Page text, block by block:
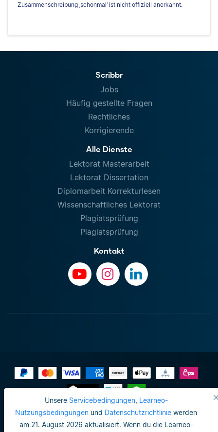
Unsere Servicebedingungen, Learneo-
Nutzungsbedingungen und Datenschutzrichtlinie werden
am 21. August 2026 aktualisiert. Wenn du die Learneo-
Zusammenschreibung ‚schonmal‘ ist nicht offiziell anerkannt.
Scribbr
Jobs
Häufig gestellte Fragen
Rechtliches
Korrigierende
Alle Dienste
Lektorat Masterarbeit
Lektorat Dissertation
Diplomarbeit Korrekturlesen
Wissenschaftliches Lektorat
Plagiatsprüfung
Plagiatsprüfung
Kontakt
Impressum
Datenschutzrichtlinie